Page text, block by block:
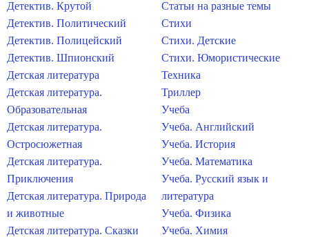
Детектив. Крутой
Детектив. Политический
Детектив. Полицейский
Детектив. Шпионский
Детская литература
Детская литература.
Образовательная
Детская литература.
Остросюжетная
Детская литература.
Приключения
Детская литература. Природа
и животные
Детская литература. Сказки
Статьи на разные темы
Стихи
Стихи. Детские
Стихи. Юмористические
Техника
Триллер
Учеба
Учеба. Английский
Учеба. История
Учеба. Математика
Учеба. Русский язык и
литература
Учеба. Физика
Учеба. Химия